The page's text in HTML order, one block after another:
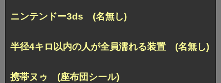
ニンテンドー3ds (名無し)
半径4キロ以内の人が全員濡れる装置 (名無し)
携帯ヌゥ (座布団シール)